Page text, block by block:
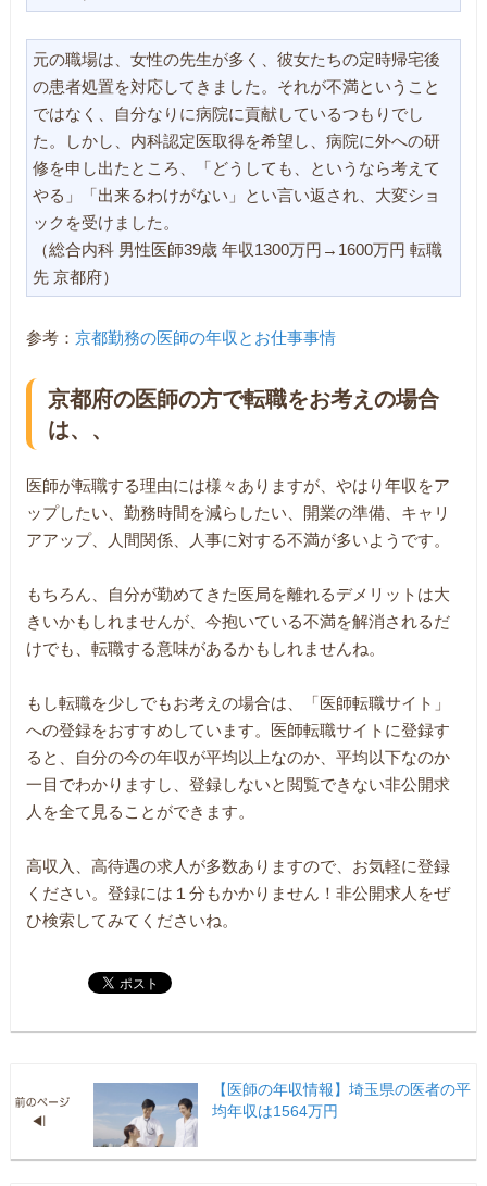
元の職場は、女性の先生が多く、彼女たちの定時帰宅後
の患者処置を対応してきました。それが不満ということ
ではなく、自分なりに病院に貢献しているつもりでし
た。しかし、内科認定医取得を希望し、病院に外への研
修を申し出たところ、「どうしても、というなら考えて
やる」「出来るわけがない」とい言い返され、大変ショ
ックを受けました。
（総合内科 男性医師39歳 年収1300万円→1600万円 転職
先 京都府）
参考： 京都勤務の医師の年収とお仕事事情
京都府の医師の方で転職をお考えの場合
は、、
医師が転職する理由には様々ありますが、やはり年収をア
ップしたい、勤務時間を減らしたい、開業の準備、キャリ
アアップ、人間関係、人事に対する不満が多いようです。
もちろん、自分が勤めてきた医局を離れるデメリットは大
きいかもしれませんが、今抱いている不満を解消されるだ
けでも、転職する意味があるかもしれませんね。
もし転職を少しでもお考えの場合は、「医師転職サイト」
への登録をおすすめしています。医師転職サイトに登録す
ると、自分の今の年収が平均以上なのか、平均以下なのか
一目でわかりますし、登録しないと閲覧できない非公開求
人を全て見ることができます。
高収入、高待遇の求人が多数ありますので、お気軽に登録
ください。登録には１分もかかりません！非公開求人をぜ
ひ検索してみてくださいね。
【医師の年収情報】埼玉県の医者の平
均年収は1564万円